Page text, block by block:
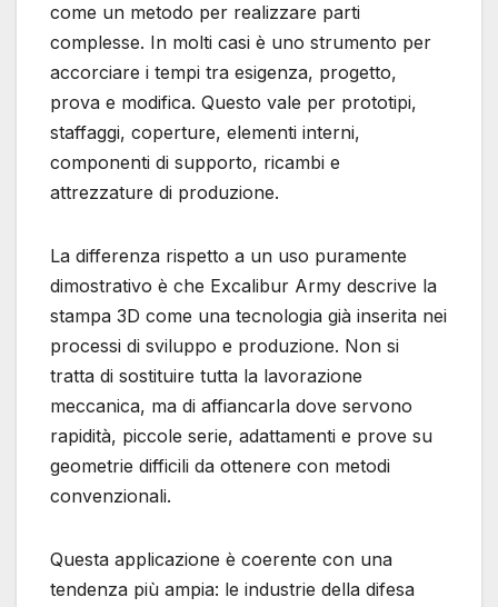
come un metodo per realizzare parti
complesse. In molti casi è uno strumento per
accorciare i tempi tra esigenza, progetto,
prova e modifica. Questo vale per prototipi,
staffaggi, coperture, elementi interni,
componenti di supporto, ricambi e
attrezzature di produzione.
La differenza rispetto a un uso puramente
dimostrativo è che Excalibur Army descrive la
stampa 3D come una tecnologia già inserita nei
processi di sviluppo e produzione. Non si
tratta di sostituire tutta la lavorazione
meccanica, ma di affiancarla dove servono
rapidità, piccole serie, adattamenti e prove su
geometrie difficili da ottenere con metodi
convenzionali.
Questa applicazione è coerente con una
tendenza più ampia: le industrie della difesa